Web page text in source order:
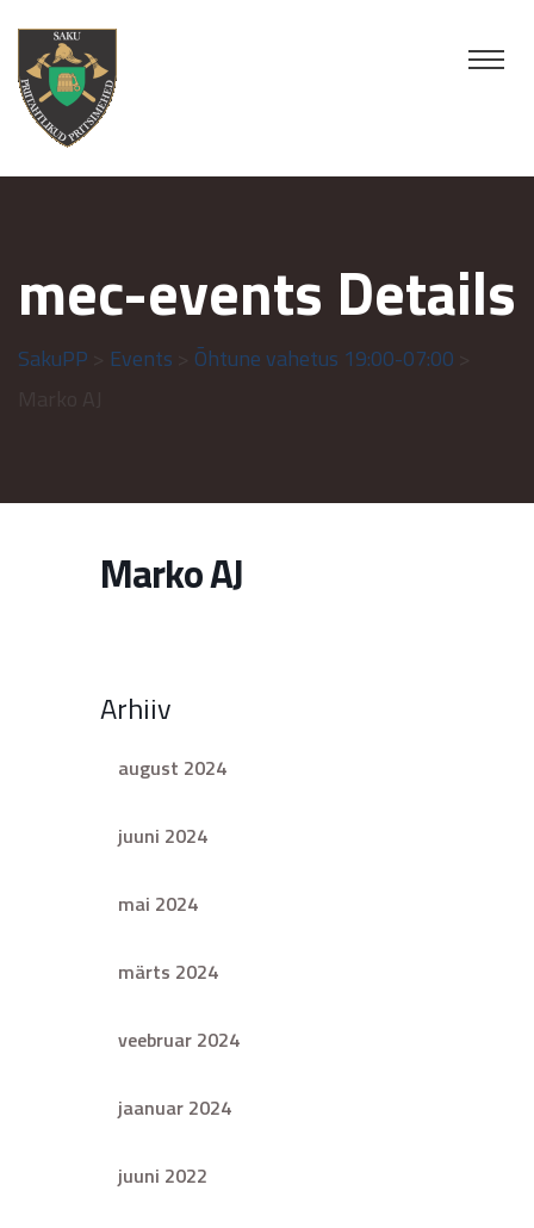
mec-events Details
SakuPP Events Õhtune vahetus 19:00-07:00
Marko AJ
Arhiiv
august 2024
juuni 2024
mai 2024
märts 2024
veebruar 2024
jaanuar 2024
juuni 2022